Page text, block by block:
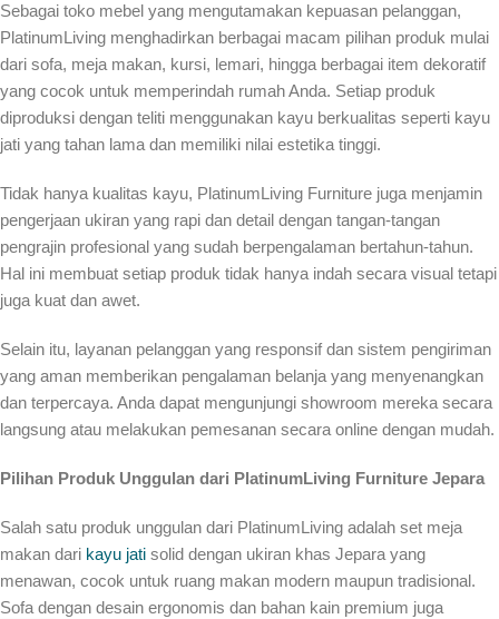
Sebagai toko mebel yang mengutamakan kepuasan pelanggan,
PlatinumLiving menghadirkan berbagai macam pilihan produk mulai
dari sofa, meja makan, kursi, lemari, hingga berbagai item dekoratif
yang cocok untuk memperindah rumah Anda. Setiap produk
diproduksi dengan teliti menggunakan kayu berkualitas seperti kayu
jati yang tahan lama dan memiliki nilai estetika tinggi.
Tidak hanya kualitas kayu, PlatinumLiving Furniture juga menjamin
pengerjaan ukiran yang rapi dan detail dengan tangan-tangan
pengrajin profesional yang sudah berpengalaman bertahun-tahun.
Hal ini membuat setiap produk tidak hanya indah secara visual tetapi
juga kuat dan awet.
Selain itu, layanan pelanggan yang responsif dan sistem pengiriman
yang aman memberikan pengalaman belanja yang menyenangkan
dan terpercaya. Anda dapat mengunjungi showroom mereka secara
langsung atau melakukan pemesanan secara online dengan mudah.
Pilihan Produk Unggulan dari PlatinumLiving Furniture Jepara
Salah satu produk unggulan dari PlatinumLiving adalah set meja
makan dari kayu jati solid dengan ukiran khas Jepara yang
menawan, cocok untuk ruang makan modern maupun tradisional.
Sofa dengan desain ergonomis dan bahan kain premium juga